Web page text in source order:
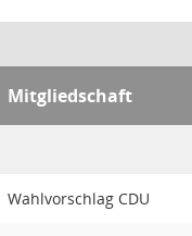
Mitgliedschaft
Wahlvorschlag CDU